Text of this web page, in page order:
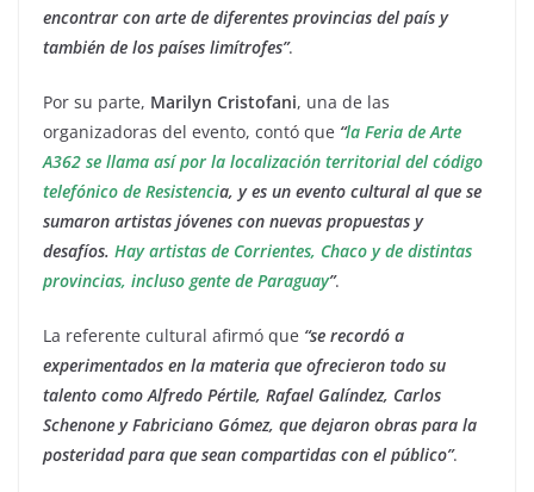
encontrar con arte de diferentes provincias del país y
también de los países limítrofes”.
Por su parte, Marilyn Cristofani, una de las
organizadoras del evento, contó que “la Feria de Arte
A362 se llama así por la localización territorial del código
telefónico de Resistencia, y es un evento cultural al que se
sumaron artistas jóvenes con nuevas propuestas y
desafíos. Hay artistas de Corrientes, Chaco y de distintas
provincias, incluso gente de Paraguay”.
La referente cultural afirmó que “se recordó a
experimentados en la materia que ofrecieron todo su
talento como Alfredo Pértile, Rafael Galíndez, Carlos
Schenone y Fabriciano Gómez, que dejaron obras para la
posteridad para que sean compartidas con el público”.